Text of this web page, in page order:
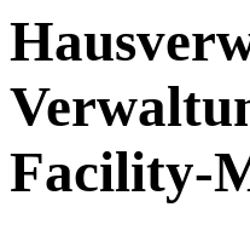
Facility-